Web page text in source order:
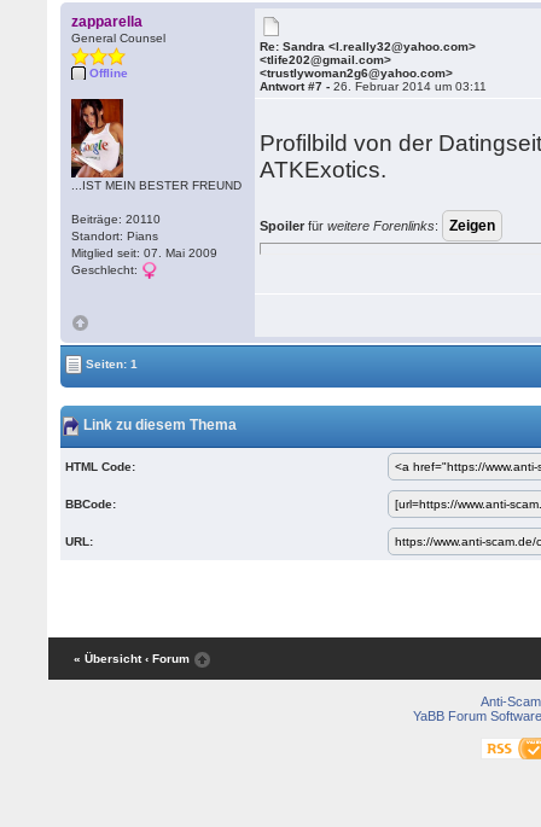
zapparella
General Counsel
Offline
...IST MEIN BESTER FREUND
Beiträge: 20110
Standort: Pians
Mitglied seit: 07. Mai 2009
Geschlecht:
Re: Sandra <l.really32@yahoo.com>
<tlife202@gmail.com>
<trustlywoman2g6@yahoo.com>
Antwort #7 -26. Februar 2014 um 03:11
Profilbild von der
ATKExotics.
Spoiler fürweitere Forenlinks:
Seiten: 1
Link zu diesem Thema
HTML Code:
BBCode:
URL:
« Übersicht ‹ Forum
Anti-Scam
YaBB Forum Software